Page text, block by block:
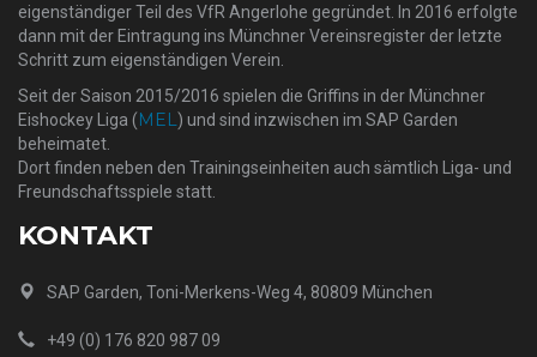
eigenständiger Teil des VfR Angerlohe gegründet. In 2016 erfolgte
dann mit der Eintragung ins Münchner Vereinsregister der letzte
Schritt zum eigenständigen Verein.
Seit der Saison 2015/2016 spielen die Griffins in der Münchner
Eishockey Liga (MEL) und sind inzwischen im SAP Garden
beheimatet.
Dort finden neben den Trainingseinheiten auch sämtlich Liga- und
Freundschaftsspiele statt.
KONTAKT
SAP Garden, Toni-Merkens-Weg 4, 80809 München
+49 (0) 176 820 987 09